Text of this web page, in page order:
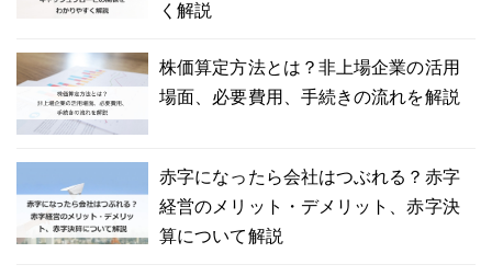
く解説
株価算定方法とは？非上場企業の活用
場面、必要費用、手続きの流れを解説
赤字になったら会社はつぶれる？赤字
経営のメリット・デメリット、赤字決
算について解説